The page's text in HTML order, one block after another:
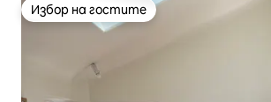
Избор на гостите
Избор на гостите